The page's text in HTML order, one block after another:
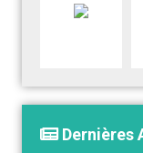
Dernières